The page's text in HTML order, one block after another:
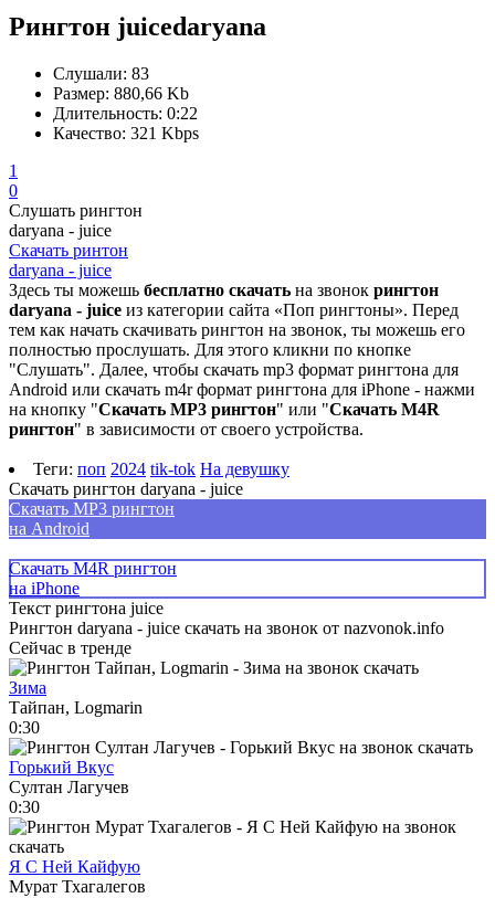
Рингтон juicedaryana
Слушали: 83
Размер: 880,66 Kb
Длительность: 0:22
Качество: 321 Kbps
1
0
Слушать рингтон
daryana - juice
Скачать ринтон
daryana - juice
Здесь ты можешь бесплатно скачать на звонок рингтон
daryana - juice из категории сайта «Поп рингтоны». Перед
тем как начать скачивать рингтон на звонок, ты можешь его
полностью прослушать. Для этого кликни по кнопке
"Слушать". Далее, чтобы скачать mp3 формат рингтона для
Android или скачать m4r формат рингтона для iPhone - нажми
на кнопку "Скачать MP3 рингтон" или "Скачать M4R
рингтон" в зависимости от своего устройства.
Теги: поп 2024 tik-tok На девушку
Скачать рингтон daryana - juice
Скачать MP3 рингтон
на Android
Скачать M4R рингтон
на iPhone
Текст рингтона juice
Рингтон daryana - juice скачать на звонок от nazvonok.info
Сейчас в тренде
Зима
Тайпан, Logmarin
0:30
Горький Вкус
Султан Лагучев
0:30
Я С Ней Кайфую
Мурат Тхагалегов